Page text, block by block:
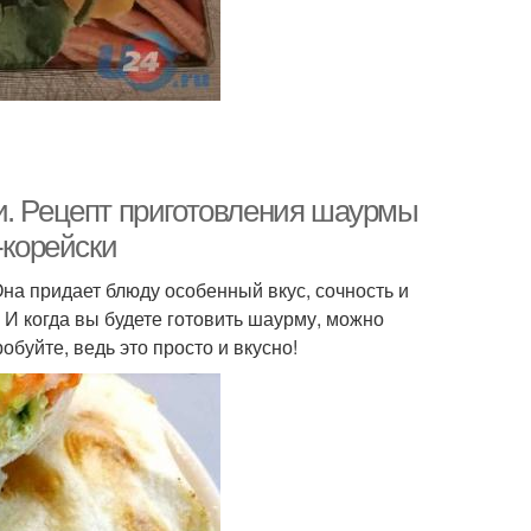
Рецепт приготовления шаурмы
придает блюду особенный вкус, сочность и
когда вы будете готовить шаурму, можно
ведь это просто и вкусно!